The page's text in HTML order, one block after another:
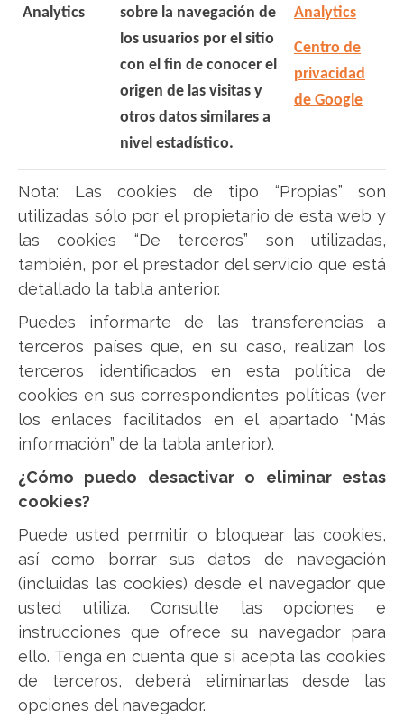
Analytics
sobre la navegación de
los usuarios por el sitio
con el fin de conocer el
origen de las visitas y
otros datos similares a
nivel estadístico.
Analytics
Centro de
privacidad
de Google
Nota: Las cookies de tipo “Propias” son
utilizadas sólo por el propietario de esta web y
las cookies “De terceros” son utilizadas,
también, por el prestador del servicio que está
detallado la tabla anterior.
Puedes informarte de las transferencias a
terceros países que, en su caso, realizan los
terceros identificados en esta política de
cookies en sus correspondientes políticas (ver
los enlaces facilitados en el apartado “Más
información” de la tabla anterior).
¿Cómo puedo desactivar o eliminar estas
cookies?
Puede usted permitir o bloquear las cookies,
así como borrar sus datos de navegación
(incluidas las cookies) desde el navegador que
usted utiliza. Consulte las opciones e
instrucciones que ofrece su navegador para
ello. Tenga en cuenta que si acepta las cookies
de terceros, deberá eliminarlas desde las
opciones del navegador.